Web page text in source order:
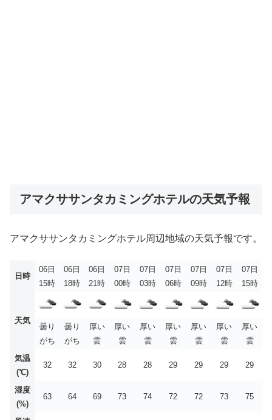
アマクササンタカミングホテルの天気予報
アマクササンタカミングホテル周辺地域の天気予報です。
日時
06日
15時
06日
18時
06日
21時
07日
00時
07日
03時
07日
06時
07日
09時
07日
12時
07日
15時
天気
曇り
がち
曇り
がち
厚い
雲
厚い
雲
厚い
雲
厚い
雲
厚い
雲
厚い
雲
厚い
雲
気温
(℃)
32 32 30 28 28 29 29 29 29
湿度
(%)
63 64 69 73 74 72 72 73 75